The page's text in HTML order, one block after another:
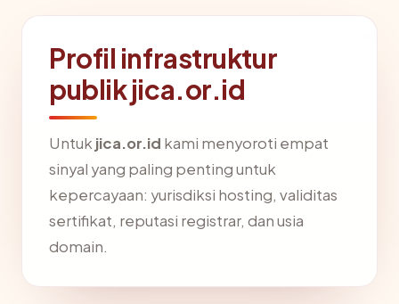
Profil infrastruktur
publik jica.or.id
Untuk jica.or.id kami menyoroti empat
sinyal yang paling penting untuk
kepercayaan: yurisdiksi hosting, validitas
sertifikat, reputasi registrar, dan usia
domain.